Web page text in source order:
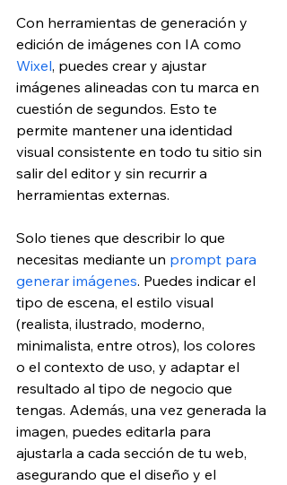
Con herramientas de generación y
edición de imágenes con IA como
Wixel, puedes crear y ajustar
imágenes alineadas con tu marca en
cuestión de segundos. Esto te
permite mantener una identidad
visual consistente en todo tu sitio sin
salir del editor y sin recurrir a
herramientas externas.
Solo tienes que describir lo que
necesitas mediante un prompt para
generar imágenes. Puedes indicar el
tipo de escena, el estilo visual
(realista, ilustrado, moderno,
minimalista, entre otros), los colores
o el contexto de uso, y adaptar el
resultado al tipo de negocio que
tengas. Además, una vez generada la
imagen, puedes editarla para
ajustarla a cada sección de tu web,
asegurando que el diseño y el